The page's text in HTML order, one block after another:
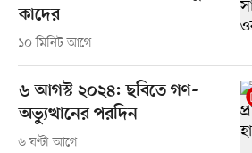
কাদের
১০ মিনিট আগে
৬ আগস্ট ২০২৪: ছবিতে গণ–
অভ্যুত্থানের পরদিন
৬ ঘণ্টা আগে